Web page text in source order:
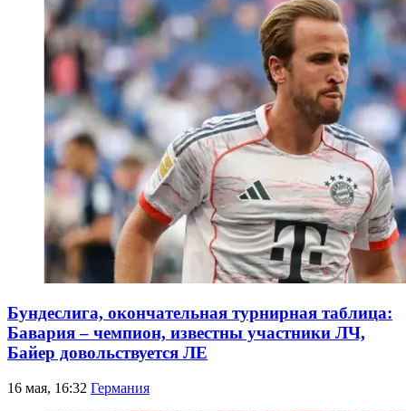
Бундеслига, окончательная турнирная таблица:
Бавария – чемпион, известны участники ЛЧ,
Байер довольствуется ЛЕ
16 мая, 16:32 Германия